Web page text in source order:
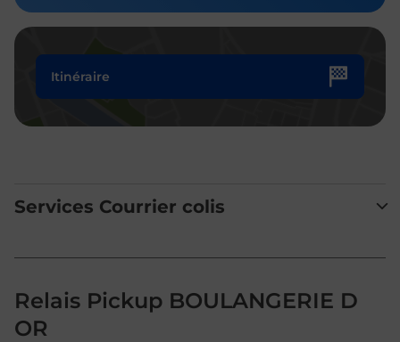
Itinéraire
Services Courrier colis
Relais Pickup BOULANGERIE D
OR